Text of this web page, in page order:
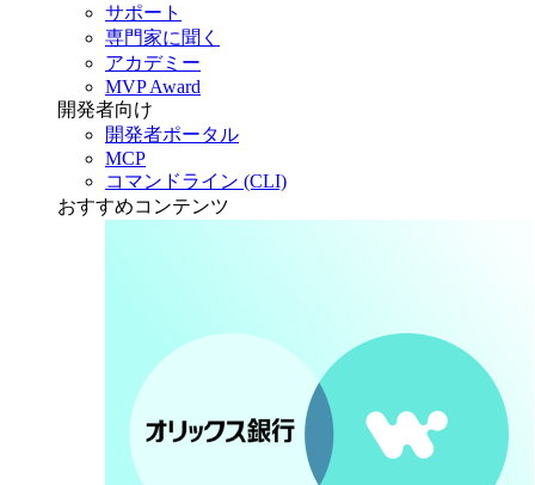
サポート
専門家に聞く
アカデミー
MVP Award
開発者向け
開発者ポータル
MCP
コマンドライン (CLI)
おすすめコンテンツ